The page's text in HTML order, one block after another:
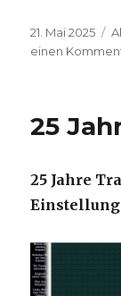
Veröffentlicht
am
21. Mai 2025
einen
25
25 Jahre
Einstellung